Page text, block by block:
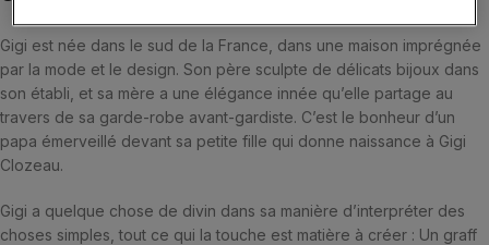
Gigi est née dans le sud de la France, dans une maison imprégnée
par la mode et le design. Son père sculpte de délicats bijoux dans
son établi, et sa mère a une élégance innée qu’elle partage au
travers de sa garde-robe avant-gardiste. C’est le bonheur d’un
papa émerveillé devant sa petite fille qui donne naissance à Gigi
Clozeau.
Gigi a quelque chose de divin dans sa manière d’interpréter des
choses simples, tout ce qui la touche est matière à créer : Un graff